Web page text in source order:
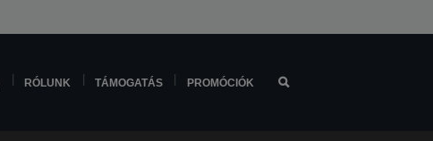
RÓLUNK TÁMOGATÁS PROMÓCIÓK